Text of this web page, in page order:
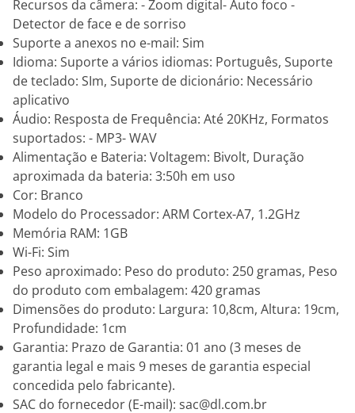
Recursos da câmera: - Zoom digital- Auto foco -
Detector de face e de sorriso
Suporte a anexos no e-mail: Sim
Idioma: Suporte a vários idiomas: Português, Suporte
de teclado: SIm, Suporte de dicionário: Necessário
aplicativo
Áudio: Resposta de Frequência: Até 20KHz, Formatos
suportados: - MP3- WAV
Alimentação e Bateria: Voltagem: Bivolt, Duração
aproximada da bateria: 3:50h em uso
Cor: Branco
Modelo do Processador: ARM Cortex-A7, 1.2GHz
Memória RAM: 1GB
Wi-Fi: Sim
Peso aproximado: Peso do produto: 250 gramas, Peso
do produto com embalagem: 420 gramas
Dimensões do produto: Largura: 10,8cm, Altura: 19cm,
Profundidade: 1cm
Garantia: Prazo de Garantia: 01 ano (3 meses de
garantia legal e mais 9 meses de garantia especial
concedida pelo fabricante).
SAC do fornecedor (E-mail): sac@dl.com.br